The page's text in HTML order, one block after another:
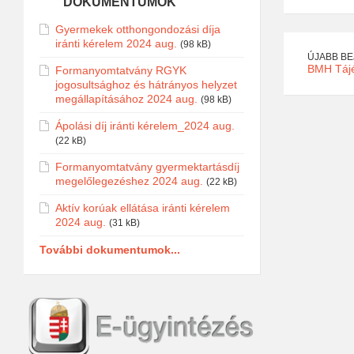
ÚJABB
BMH
Gyermekek otthongondozási díja
iránti kérelem 2024 aug.
(98 kB)
Formanyomtatvány RGYK
jogosultsághoz és hátrányos helyzet
megállapításához 2024 aug.
(98 kB)
Ápolási díj iránti kérelem_2024 aug.
(22 kB)
Formanyomtatvány gyermektartásdíj
megelőlegezéshez 2024 aug.
(22 kB)
Aktív korúak ellátása iránti kérelem
2024 aug.
(31 kB)
További dokumentumok...